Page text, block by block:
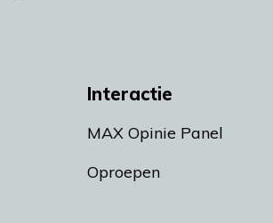
Interactie
MAX Opinie Panel
Oproepen